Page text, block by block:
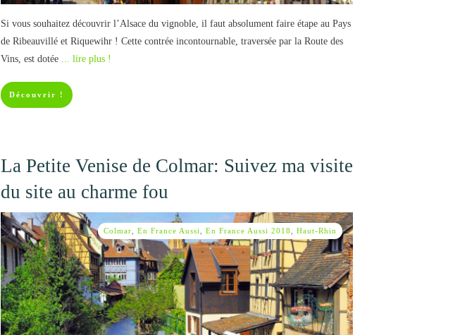
Si vous souhaitez découvrir l’Alsace du vignoble, il faut absolument faire étape au Pays
de Ribeauvillé et Riquewihr ! Cette contrée incontournable, traversée par la Route des
Vins, est dotée ... lire plus !
Découvrir !
La Petite Venise de Colmar: Suivez ma visite
du site au charme fou
Colmar En France Aussi En France Aussi 2018 Haut-Rhin